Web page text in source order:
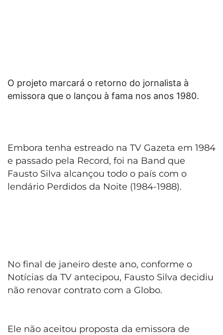
O projeto marcará o retorno do jornalista à
emissora que o lançou à fama nos anos 1980.
Embora tenha estreado na TV Gazeta em 1984
e passado pela Record, foi na Band que
Fausto Silva alcançou todo o país com o
lendário Perdidos da Noite (1984-1988).
No final de janeiro deste ano, conforme o
Notícias da TV antecipou, Fausto Silva decidiu
não renovar contrato com a Globo.
Ele não aceitou proposta da emissora de